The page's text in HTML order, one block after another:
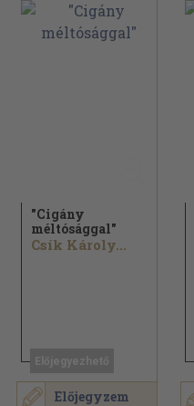
Előjegyzem
"Cigány
méltósággal"
Csík Károly...